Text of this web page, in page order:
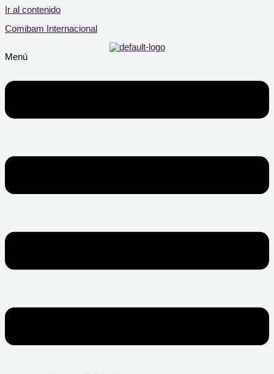
Ir al contenido
Comibam Internacional
Menú